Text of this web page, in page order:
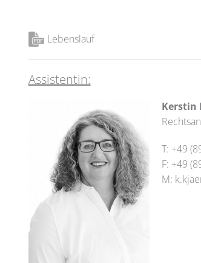
Lebenslauf
Assistentin:
Kerstin
T: +49
F: +49
M: